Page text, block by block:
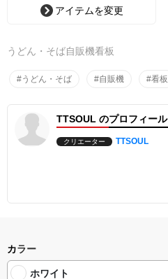
アイテムを変更
うどん・そば自販機看板
#うどん・そば #自販機 #看板
TTSOUL のプロフィール
クリエーター TTSOUL
カラー
ホワイト